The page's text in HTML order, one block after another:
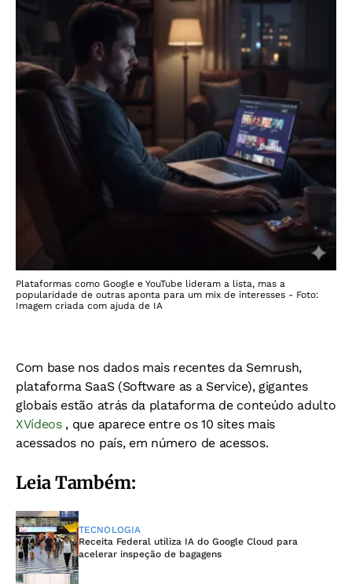
Plataformas como Google e YouTube lideram a lista, mas a
popularidade de outras aponta para um mix de interesses - Foto:
Imagem criada com ajuda de IA
Com base nos dados mais recentes da Semrush,
plataforma SaaS (Software as a Service), gigantes
globais estão atrás da plataforma de conteúdo adulto
XVídeos , que aparece entre os 10 sites mais
acessados no país, em número de acessos.
Leia Também:
TECNOLOGIA
Receita Federal utiliza IA do Google Cloud para
acelerar inspeção de bagagens